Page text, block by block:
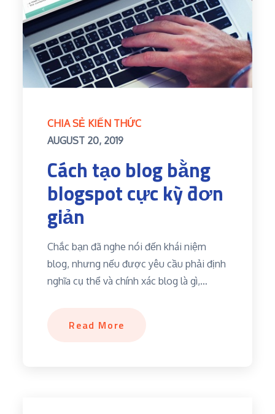
CHIA SẺ KIẾN THỨC
Posted
AUGUST 20, 2019
Cách tạo blog bằng
blogspot cực kỳ đơn
giản
Chắc bạn đã nghe nói đến khái niệm
blog, nhưng nếu được yêu cầu phải định
nghĩa cụ thể và chính xác blog là gì,…
Read More